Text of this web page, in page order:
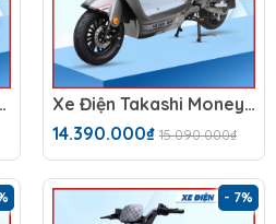
(60V-23Ah)
Xe Điện Takashi Money (60V-23Ah) 5 Bình
14.390.000₫ 15.090.000₫
- 7%